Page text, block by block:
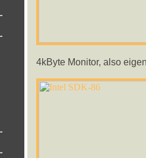
4kByte Monitor, also